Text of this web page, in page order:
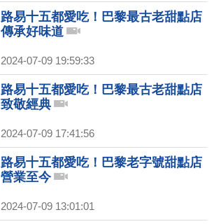
路易十五都愛吃！巴黎最古老甜點店
傳承好味道
2024-07-09 19:59:33
路易十五都愛吃！巴黎最古老甜點店
致敬經典
2024-07-09 17:41:56
路易十五都愛吃！巴黎老字號甜點店
營業至今
2024-07-09 13:01:01